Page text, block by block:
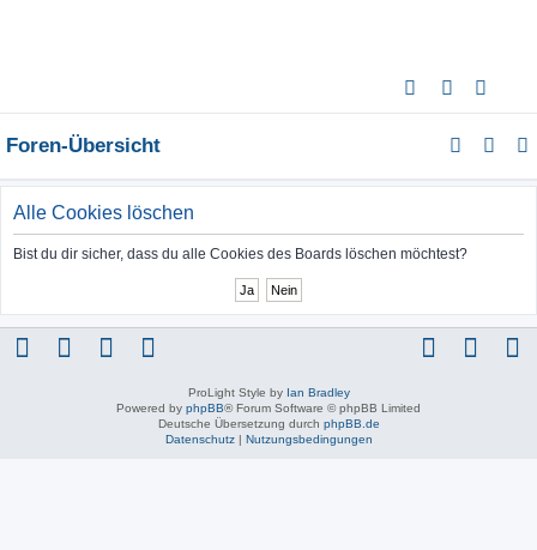
u
Foren-Übersicht
Alle Cookies löschen
Bist du dir sicher, dass du alle Cookies des Boards löschen möchtest?
ProLight Style by Ian Bradley
Powered by phpBB® Forum Software © phpBB Limited
Deutsche Übersetzung durch phpBB.de
Datenschutz| Nutzungsbedingungen